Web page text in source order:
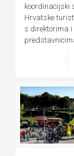
koordinacijski
Hrvatske
s direktorima i